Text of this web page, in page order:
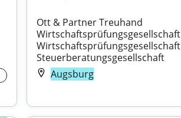
Ott & Partner Treuhand
Wirtschaftsprüfungsgesellschaft
Wirtschaftsprüfungsgesellschaft
Steuerberatungsgesellschaft
Augsburg